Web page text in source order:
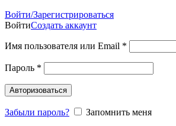
Войти/Зарегистрироваться
ВойтиСоздать аккаунт
Имя пользователя или Email *
Пароль *
Авторизоваться
Забыли пароль?
Запомнить меня